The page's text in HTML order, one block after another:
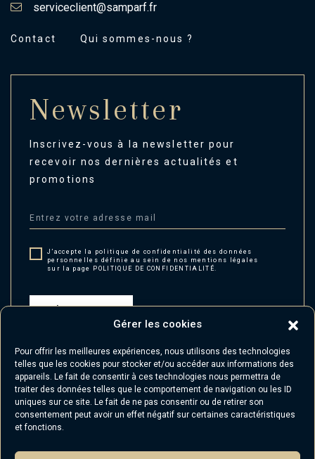
Gérer les cookies
Pour offrir les meilleures expériences, nous utilisons des technologies
telles que les cookies pour stocker et/ou accéder aux informations des
appareils. Le fait de consentir à ces technologies nous permettra de
traiter des données telles que le comportement de navigation ou les ID
uniques sur ce site. Le fait de ne pas consentir ou de retirer son
consentement peut avoir un effet négatif sur certaines caractéristiques
et fonctions.
serviceclient@samparf.fr
Contact Qui sommes-nous ?
Newsletter
Inscrivez-vous à la newsletter pour
recevoir nos dernières actualités et
promotions
J’accepte la politique de confidentialité des données
personnelles définie au sein de nos mentions légales
sur la page POLITIQUE DE CONFIDENTIALITÉ.
S'INSCRIRE
Nos conseils
Actualités